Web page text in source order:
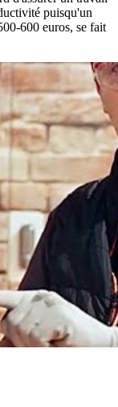
puisqu'un
600 euros, se fait